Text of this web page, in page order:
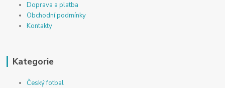
Doprava a platba
Obchodní podmínky
Kontakty
Kategorie
Český fotbal